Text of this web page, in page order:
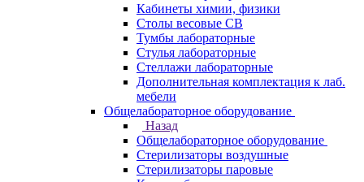
Кабинеты химии, физики
Столы весовые СВ
Тумбы лабораторные
Стулья лабораторные
Стеллажи лабораторные
Дополнительная комплектация к лаб.
мебели
Общелабораторное оборудование
Назад
Общелабораторное оборудование
Стерилизаторы воздушные
Стерилизаторы паровые